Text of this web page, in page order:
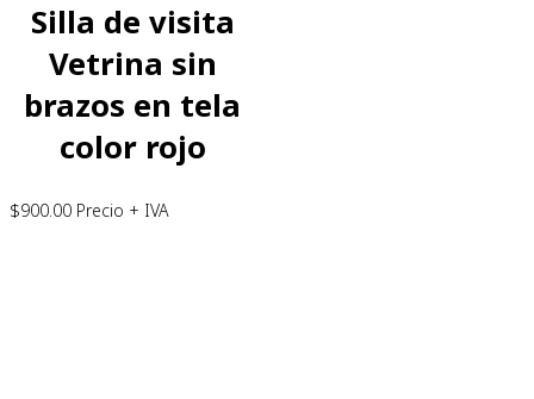
Silla de visita
Vetrina sin
brazos en tela
color rojo
$900.00 Precio + IVA